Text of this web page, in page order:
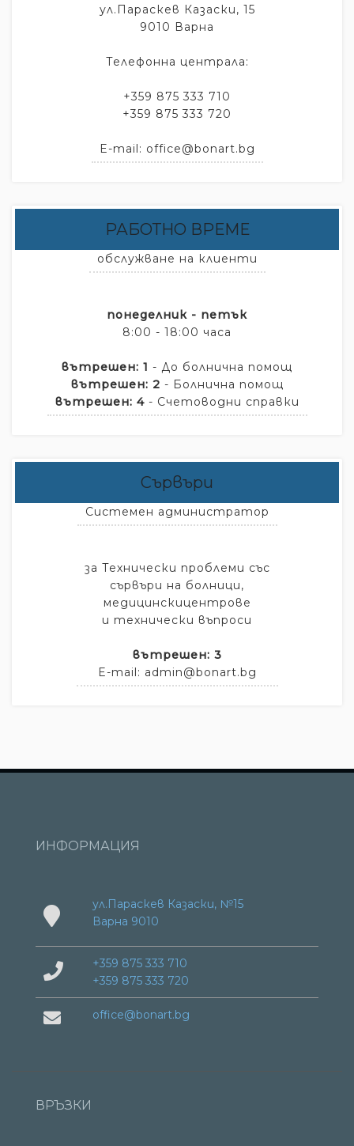
ул.Параскев Казаски, 15
9010 Варна
Телефонна централа:
+359 875 333 710
+359 875 333 720
E-mail: office@bonart.bg
РАБОТНО ВРЕМЕ
обслужване на клиенти
понеделник - петък
8:00 - 18:00 часа
вътрешен: 1 - До болнична помощ
вътрешен: 2 - Болнична помощ
вътрешен: 4- Счетоводни справки
Сървъри
Системен администратор
за Технически проблеми със
сървъри на болници,
медицинскицентрове
и технически въпроси
вътрешен: 3
E-mail: admin@bonart.bg
ИНФОРМАЦИЯ
ул.Параскев Казаски, №15
Варна 9010
+359 875 333 710
+359 875 333 720
office@bonart.bg
ВРЪЗКИ